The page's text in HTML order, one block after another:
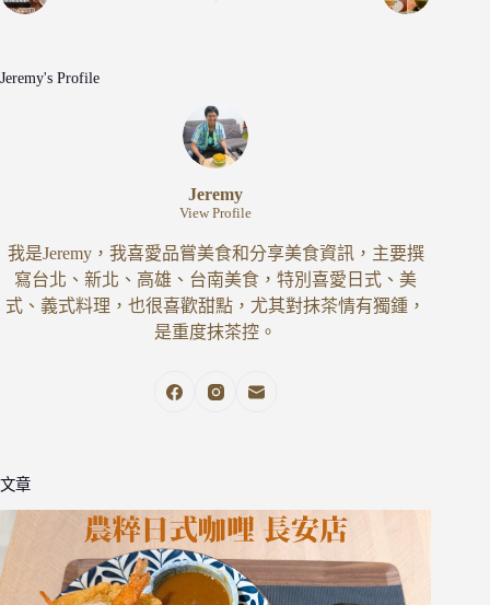
Jeremy's Profile
Jeremy
View Profile
我是Jeremy，我喜愛品嘗美食和分享美食資訊，主要撰
寫台北、新北、高雄、台南美食，特別喜愛日式、美
式、義式料理，也很喜歡甜點，尤其對抹茶情有獨鍾，
是重度抹茶控。
文章